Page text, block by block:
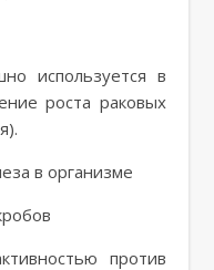
используется в
роста раковых
в организме
против